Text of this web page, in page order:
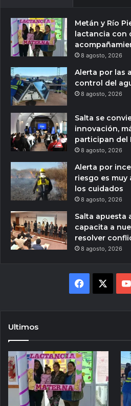
Metán y Río
lactancia con
8 agosto, 2026
Alerta por las
control del
8 agosto, 2026
Salta se
innovación,
participan del
8 agosto, 2026
Alerta por
riesgo es
los cuidados
8 agosto, 2026
Salta apuesta
capacita a
resolver
8 agosto, 2026
Facebook
Ultimos